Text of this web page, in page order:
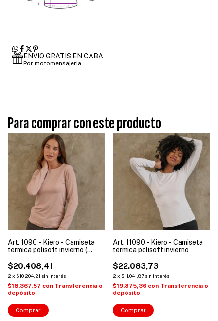
ENVIO GRATIS EN CABA
Por motomensajeria
Para comprar con este producto
Art. 1090 - Kiero - Camiseta
termica polisoft invierno (
$20.408,41
2 x $10.204,21 sin interés
$18.367,57 con Transferencia o
depósito
Comprar
Art. 11090 - Kiero - Camiseta
termica polisoft invierno
$22.083,73
2 x $11.041,87 sin interés
$19.875,36 con Transferencia o
depósito
Comprar